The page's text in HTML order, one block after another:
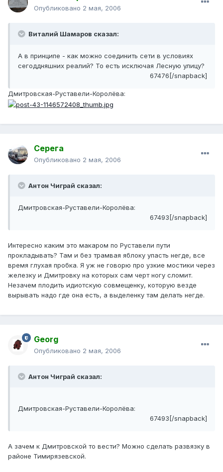
Опубликовано 2 мая, 2006
Виталий Шамаров сказал:
А в принципе - как можно соединить сети в условиях
сегоддняшних реалий? То есть исключая Лесную улицу?
67476[/snapback]
Дмитровская-Руставели-Королёва:
Серега
Опубликовано 2 мая, 2006
Антон Чиграй сказал:
Дмитровская-Руставели-Королёва:
67493[/snapback]
Интересно каким это макаром по Руставели пути
прокладывать? Там и без трамвая яблоку упасть негде, все
время глухая пробка. Я уж не говорю про узкие мостики через
железку и Дмитровку на которых сам черт ногу сломит.
Незачем плодить идиотскую совмещенку, которую везде
вырывать надо где она есть, а выделенку там делать негде.
Georg
Опубликовано 2 мая, 2006
Антон Чиграй сказал:
Дмитровская-Руставели-Королёва:
67493[/snapback]
А зачем к Дмитровской то вести? Можно сделать развязку в
районе Тимирязевской.